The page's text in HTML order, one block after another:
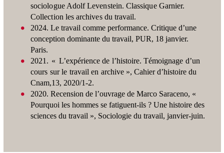
sociologue Adolf Levenstein.Classique Garnier.
Collection les archives du travail.
2024. Le travail comme performance. Critique d’une
conception dominante du travail,PUR, 18 janvier.
Paris.
2021. « L’expérience de l’histoire. Témoignage d’un
cours sur le travail en archive »,Cahier d’histoire du
Cnam,13, 2020/1-2.
2020. Recension de l’ouvrage de Marco Saraceno, «
Pourquoi les hommes se fatiguent-ils ? Une histoire des
sciences du travail », Sociologie du travail, janvier-juin.